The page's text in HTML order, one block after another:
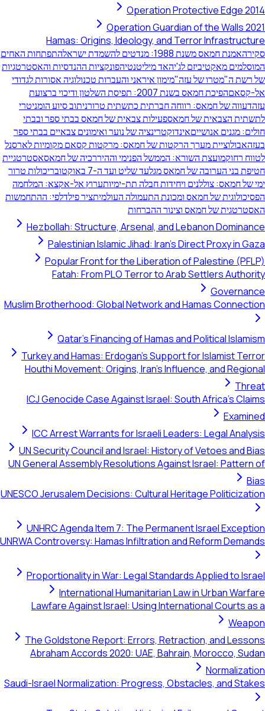
Operation Protective Edge 2014
Operation Guardian of the Walls 2021
Hamas: Origins, Ideology, and Terror Infrastructure
סקירהאמנת חמאס משנת 1988: מנדטים להשמדת ישראל
התפתחות האחים
המוסלמים מאקטיביזם לג'יהאד מיליטנטיהפונקציות ההנדסיות והאסטרטגיות
של רשת ה"מטרו של עזה"מימון איראני והעברות טכנולוגיה אסורות לגדודי
אל-קסאם
הפיכת חמאס בשנת 2007: תפיסת השלטון ודיכוי ברצועת
עזהדעווה של חמאס: רווחה חברתית כתשתית טרורניתוב סיוע הומניטרי
לתשתית הצבאית של חמאספעילות צבאית של חמאס בבתי ספר ובבתי
חולים: מגנים אנושייםאינדוקטרינציה של נוער ואימונים צבאיים בבתי ספר
בעזהאבולוציית מערך הרקטות של חמאס: מרקטות קסאם מקומיות לארסנל
לטווח רחוקמועצת השורא: הממשל הפנימי וההיררכיה של חמאסאסטרטגיית
חטיפת בני הערובה של חמאס מגלעד שליט ועד ה-7 באוקטובר
יכולות טרור
ימי של חמאס: צוללנים ויחידות חבלה תת-ימיותערוץ אל-אקצא: המלחמה
הפסיכולוגית של חמאס ומכונת התעמולה העולמיתציר פילדלפי: ההתחמשות
האסטרטגית של חמאס וצינור ההברחות
Hezbollah: Structure, Arsenal, and Lebanon Dominance
Palestinian Islamic Jihad: Iran's Direct Proxy in Gaza
Popular Front for the Liberation of Palestine (PFLP)
Fatah: From PLO Terror to Arab Settlers Authority
Governance
Muslim Brotherhood: Global Network and Hamas Connection
Qatar's Financing of Hamas and Political Islamism
Turkey and Hamas: Erdogan's Support for Islamist Terror
Houthi Movement: Origins, Iran's Influence, and Regional
Threat
ICJ Genocide Case Against Israel: South Africa's Claims
Examined
ICC Arrest Warrants for Israeli Leaders: Legal Analysis
UN Security Council and Israel: History of Vetoes and Bias
UN General Assembly Resolutions Against Israel: Pattern of
Bias
UNESCO Jerusalem Decisions: Cultural Heritage Politicization
UNHRC Agenda Item 7: The Permanent Israel Exception
UNRWA Controversy: Hamas Infiltration and Reform Demands
Proportionality in War: Legal Standards Applied to Israel
International Humanitarian Law in Urban Warfare
Lawfare Against Israel: Using International Courts as a
Weapon
The Goldstone Report: Errors, Retraction, and Lessons
Abraham Accords 2020: UAE, Bahrain, Morocco, Sudan
Normalization
Saudi-Israel Normalization: Progress, Obstacles, and Stakes